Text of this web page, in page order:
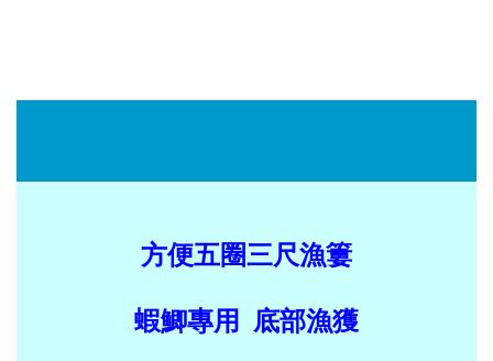
方便五圈三尺漁簍
蝦鯽專用 底部漁獲